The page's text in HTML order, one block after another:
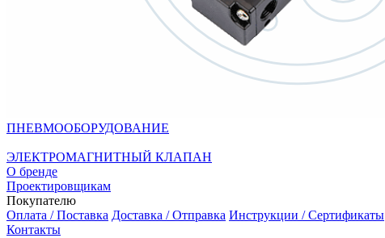
ПНЕВМООБОРУДОВАНИЕ
ЭЛЕКТРОМАГНИТНЫЙ КЛАПАН
О бренде
Проектировщикам
Покупателю
Оплата / Поставка Доставка / Отправка Инструкции / Сертификаты
Контакты